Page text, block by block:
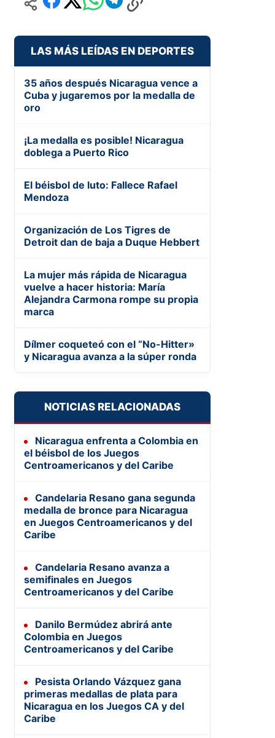
LAS MÁS LEÍDAS EN DEPORTES
35 años después Nicaragua vence a
Cuba y jugaremos por la medalla de
oro
¡La medalla es posible! Nicaragua
doblega a Puerto Rico
El béisbol de luto: Fallece Rafael
Mendoza
Organización de Los Tigres de
Detroit dan de baja a Duque Hebbert
La mujer más rápida de Nicaragua
vuelve a hacer historia: María
Alejandra Carmona rompe su propia
marca
Dílmer coqueteó con el “No-Hitter»
y Nicaragua avanza a la súper ronda
NOTICIAS RELACIONADAS
Nicaragua enfrenta a Colombia en
el béisbol de los Juegos
Centroamericanos y del Caribe
Candelaria Resano gana segunda
medalla de bronce para Nicaragua
en Juegos Centroamericanos y del
Caribe
Candelaria Resano avanza a
semifinales en Juegos
Centroamericanos y del Caribe
Danilo Bermúdez abrirá ante
Colombia en Juegos
Centroamericanos y del Caribe
Pesista Orlando Vázquez gana
primeras medallas de plata para
Nicaragua en los Juegos CA y del
Caribe